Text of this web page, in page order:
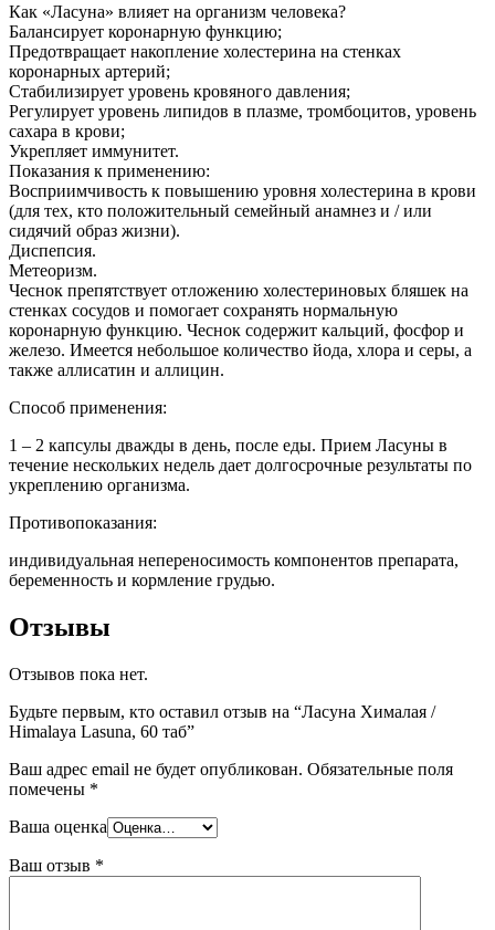
Как «Ласуна» влияет на организм человека?
Балансирует коронарную функцию;
Предотвращает накопление холестерина на стенках
коронарных артерий;
Стабилизирует уровень кровяного давления;
Регулирует уровень липидов в плазме, тромбоцитов, уровень
сахара в крови;
Укрепляет иммунитет.
Показания к применению:
Восприимчивость к повышению уровня холестерина в крови
(для тех, кто положительный семейный анамнез и / или
сидячий образ жизни).
Диспепсия.
Метеоризм.
Чеснок препятствует отложению холестериновых бляшек на
стенках сосудов и помогает сохранять нормальную
коронарную функцию. Чеснок содержит кальций, фосфор и
железо. Имеется небольшое количество йода, хлора и серы, а
также аллисатин и аллицин.
Способ применения:
1 – 2 капсулы дважды в день, после еды. Прием Ласуны в
течение нескольких недель дает долгосрочные результаты по
укреплению организма.
Противопоказания:
индивидуальная непереносимость компонентов препарата,
беременность и кормление грудью.
Отзывы
Отзывов пока нет.
Будьте первым, кто оставил отзыв на “Ласуна Хималая /
Himalaya Lasuna, 60 таб”
Ваш адрес email не будет опубликован. Обязательные поля
помечены *
Ваша оценка
Ваш отзыв *